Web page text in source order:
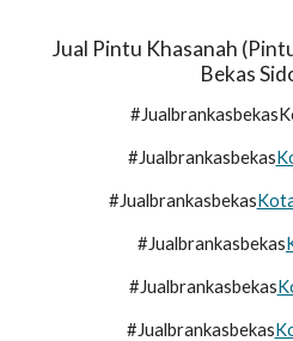
Jual Pintu Khasanah
Bekas
#Jualbrankasbekas
#Jualbrankasbekas
#Jualbrankasbekas
#Jualbrankasbekas
#Jualbrankasbekas
#Jualbrankasbekas